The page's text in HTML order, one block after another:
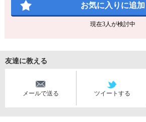
お気に入りに追加
現在3人が検討中
友達に教える
メールで送る ツイートする